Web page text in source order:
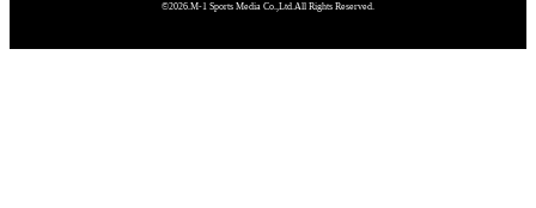
©2026.M-1 Sports Media Co.,Ltd.All Rights Reserved.